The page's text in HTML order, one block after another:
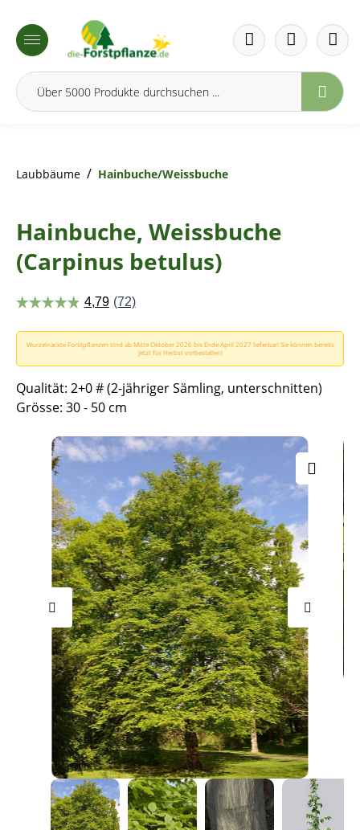
springen
Laubbäume / Hainbuche/Weissbuche
Hainbuche, Weissbuche
(Carpinus betulus)
Wurzelnackte Forstpflanzen sind ab Mitte Oktober 2026 bis Ende April 2027 lieferbar! Sie können bereits
jetzt für Herbst vorbestellen!
Qualität: 2+0 # (2-jähriger Sämling, unterschnitten)
Grösse: 30 - 50 cm